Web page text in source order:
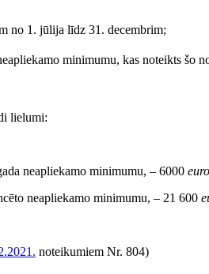
no 1. jūlija līdz 31. decembrim;
minimumu, kas noteikts šo
lielumi:
neapliekamo minimumu, – 6000 euro
neapliekamo minimumu, – 21 600
noteikumiem Nr. 804)